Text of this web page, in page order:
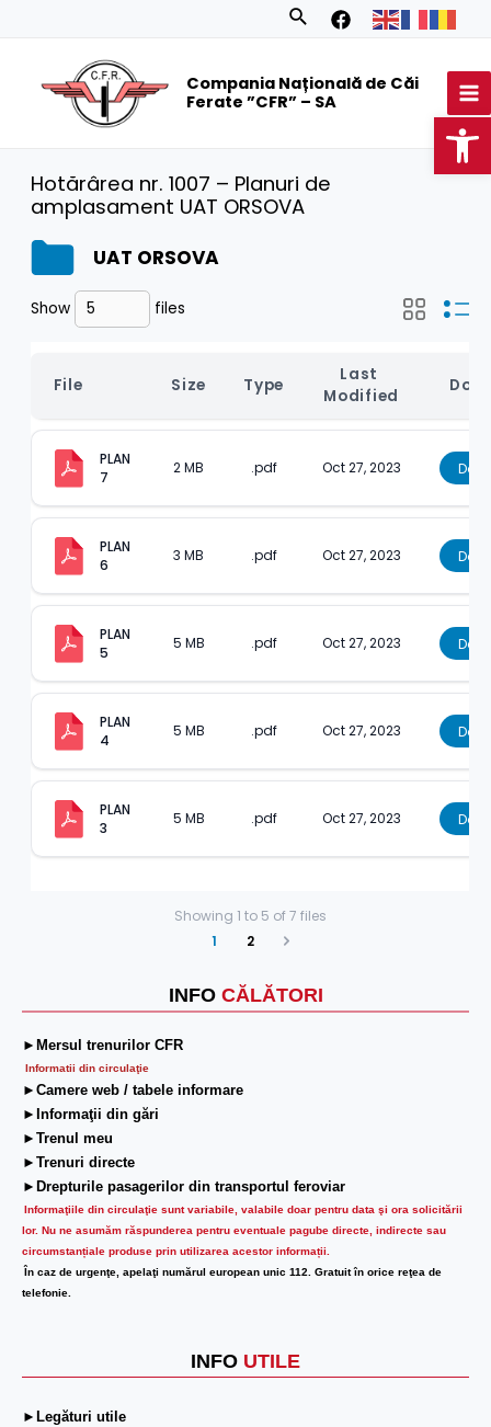
Search
Compania Națională de Căi
Ferate ”CFR” – SA
INFO CĂLĂTORI
►Mersul trenurilor CFR
Informatii din circulaţie
►Camere web / tabele informare
►Informaţii din gări
►Trenul meu
►Trenuri directe
►Drepturile pasagerilor din transportul feroviar
Informaţiile din circulaţie sunt variabile, valabile doar pentru data şi ora solicitării
lor. Nu ne asumăm răspunderea pentru eventuale pagube directe, indirecte sau
circumstanțiale produse prin utilizarea acestor informații.
În caz de urgenţe, apelaţi numărul european unic 112. Gratuit în orice reţea de
telefonie.
INFO UTILE
►Legături utile
Hotărârea nr. 1007 – Planuri de
amplasament UAT ORSOVA
UAT ORSOVA
Show files
File Size Type
Last
Modified
PLAN
7
2 MB .pdf Oct 27, 2023
PLAN
6
3 MB .pdf Oct 27, 2023
PLAN
5
5 MB .pdf Oct 27, 2023
PLAN
4
5 MB .pdf Oct 27, 2023
PLAN
3
5 MB .pdf Oct 27, 2023
Showing 1 to 5 of 7 files
1
2